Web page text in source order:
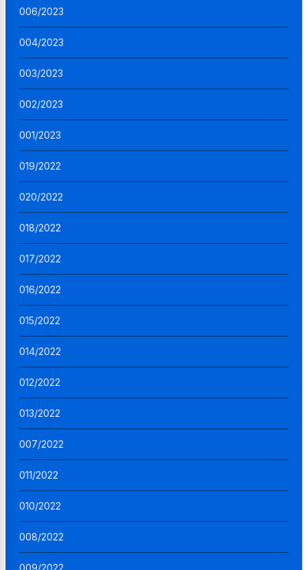
006/2023
004/2023
003/2023
002/2023
001/2023
019/2022
020/2022
018/2022
017/2022
016/2022
015/2022
014/2022
012/2022
013/2022
007/2022
011/2022
010/2022
008/2022